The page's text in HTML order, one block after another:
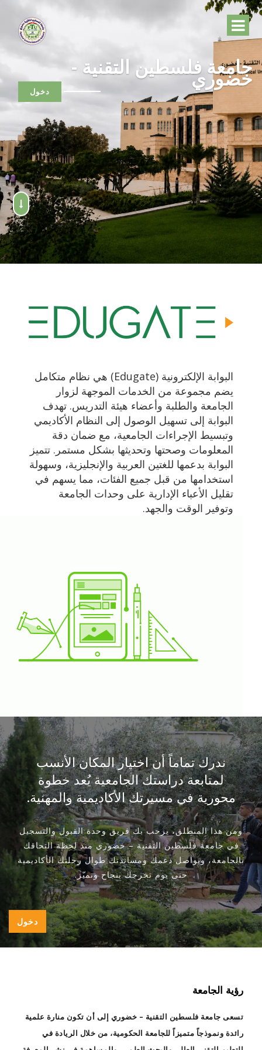
جامعة فلسطين التقنية -
خضوري
دخول
البوابة الإلكترونية (Edugate) هي نظام متكامل
يضم مجموعة من الخدمات الموجهة لزوار
الجامعة والطلبة وأعضاء هيئة التدريس. تهدف
البوابة إلى تسهيل الوصول إلى النظام الأكاديمي
وتبسيط الإجراءات الجامعية، مع ضمان دقة
المعلومات وصحتها وتحديثها بشكل مستمر. تتميز
البوابة بدعمها للغتين العربية والإنجليزية، وسهولة
استخدامها من قبل جميع الفئات، مما يسهم في
تقليل الأعباء الإدارية على وحدات الجامعة
وتوفير الوقت والجهد.
ندرك تماماً أن اختيار المكان الأنسب
لمتابعة دراستك الجامعية يُعد خطوة
محورية في مسيرتك الأكاديمية والمهنية.
ومن هذا المنطلق، يرحب بك فريق وحدة القبول والتسجيل
في جامعة فلسطين التقنية – خضوري منذ لحظة التحاقك
بالجامعة، ويواصل دعمك ومساندتك طوال رحلتك الأكاديمية
حتى يوم تخرجك بنجاح وتميّز.
دخول
رؤية الجامعة
تسعى جامعة فلسطين التقنية – خضوري إلى أن تكون منارة علمية
رائدة ونموذجاً متميزاً للجامعة الحكومية، من خلال الريادة في